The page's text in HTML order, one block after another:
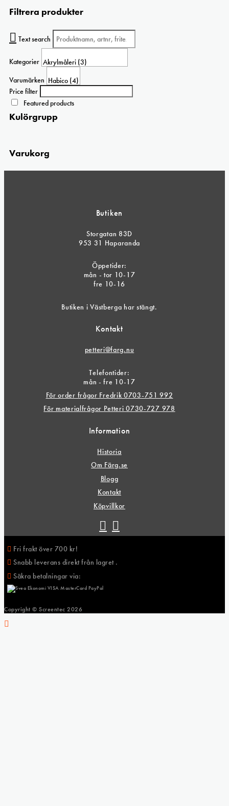
på
produkten
flera
varianter.
olika
alternativen
kan
väljas
produktsidan
Filtrera produkter
Text search
Kategorier
Varumärken
Price filter
Featured products
Kulörgrupp
Varukorg
Butiken
Storgatan 83D
953 31 Haparanda
Öppetider:
mån - tor 10-17
fre 10-16
Butiken i Västberga har stängt.
Kontakt
petteri@farg.nu
Telefontider:
mån - fre 10-17
För order frågor Fredrik 0703-751 992
För materialfrågor Petteri 0730-727 978
Information
Historia
Om Färg.se
Blogg
Kontakt
Köpvillkor
Fri frakt över 700 kr!
Snabb leverans direkt från lagret .
Säkra betalningar via:
Copyright © Screentec 2026